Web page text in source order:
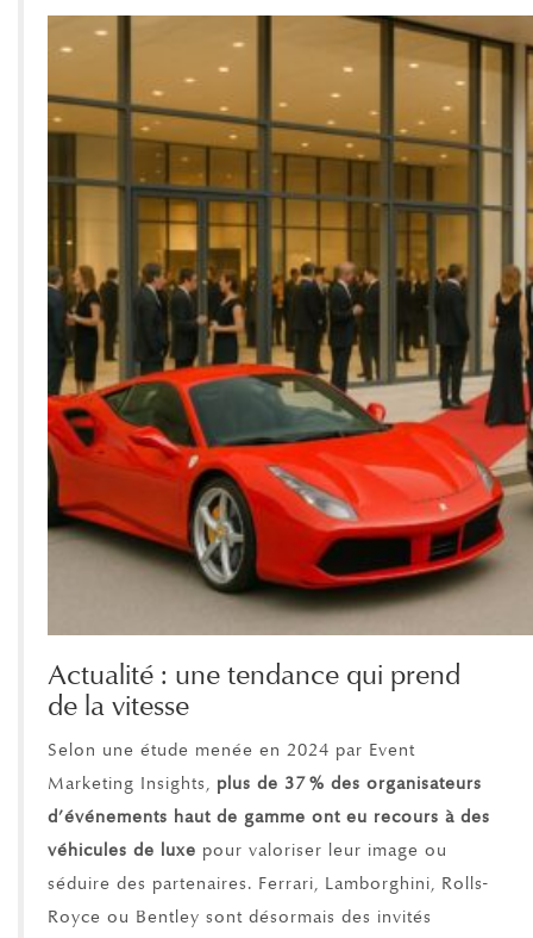
Actualité : une tendance qui prend
de la vitesse
Selon une étude menée en 2024 par Event
Marketing Insights, plus de 37% des organisateurs
d’événements haut de gamme ont eu recours à des
véhicules de luxe pour valoriser leur image ou
séduire des partenaires. Ferrari, Lamborghini, Rolls-
Royce ou Bentley sont désormais des invités